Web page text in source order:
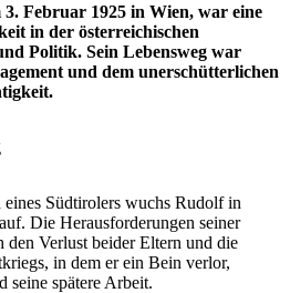
Februar 1925 in Wien, war eine
in der österreichischen
Politik. Sein Lebensweg war
und dem unerschütterlichen
Südtirolers wuchs Rudolf in
Die Herausforderungen seiner
den Verlust beider Eltern und die
in dem er ein Bein verlor,
seine spätere Arbeit.